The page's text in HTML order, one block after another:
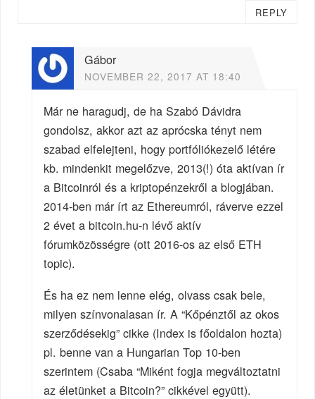
REPLY
Gábor
NOVEMBER 22, 2017 AT 18:40
Már ne haragudj, de ha Szabó Dávidra
gondolsz, akkor azt az aprócska tényt nem
szabad elfelejteni, hogy portfóliókezelő létére
kb. mindenkit megelőzve, 2013(!) óta aktívan ír
a Bitcoinról és a kriptopénzekről a blogjában.
2014-ben már írt az Ethereumról, ráverve ezzel
2 évet a bitcoin.hu-n lévő aktív
fórumközösségre (ott 2016-os az első ETH
topic).
És ha ez nem lenne elég, olvass csak bele,
milyen színvonalasan ír. A “Kőpénztől az okos
szerződésekig” cikke (Index is főoldalon hozta)
pl. benne van a Hungarian Top 10-ben
szerintem (Csaba “Miként fogja megváltoztatni
az életünket a Bitcoin?” cikkével együtt).